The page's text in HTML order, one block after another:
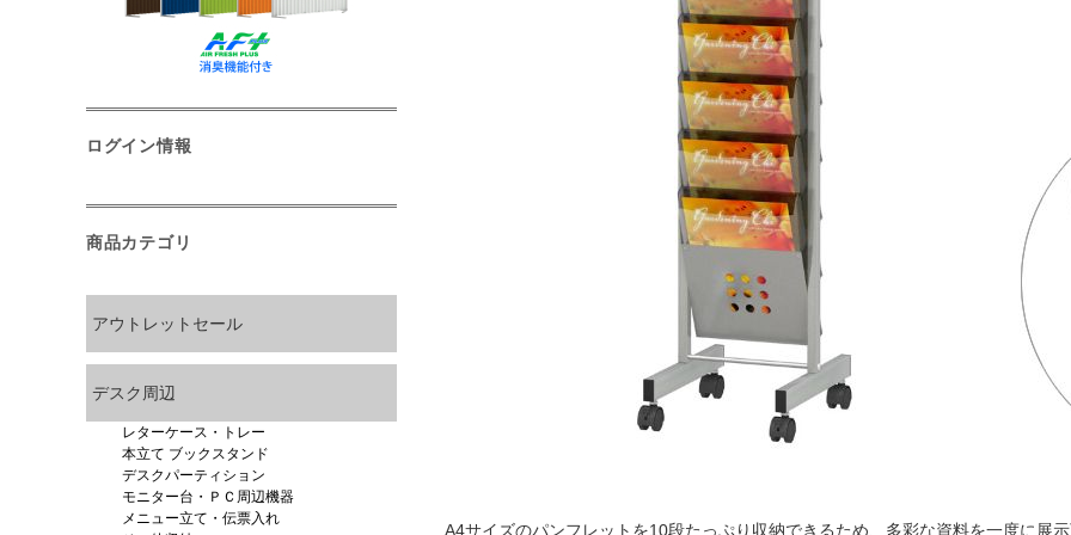
A4サイズのパンフレットを10段たっぷり収納できるため、多彩な資料を一度に展
ログイン情報
商品カテゴリ
アウトレットセール
デスク周辺
レターケース・トレー
本立て ブックスタンド
デスクパーティション
モニター台・ＰＣ周辺機器
メニュー立て・伝票入れ